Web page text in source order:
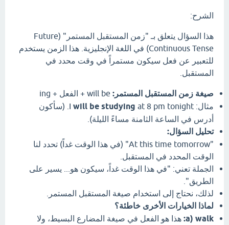
الشرح:
هذا السؤال يتعلق بـ "زمن المستقبل المستمر" (Future
Continuous Tense) في اللغة الإنجليزية. هذا الزمن يستخدم
للتعبير عن فعل سيكون مستمراً في وقت محدد في
المستقبل.
صيغة زمن المستقبل المستمر:
مثال: I
will be studying
at 8 pm tonight. (سأكون
أدرس في الساعة الثامنة مساءً الليلة).
تحليل السؤال:
"At this time tomorrow" (في هذا الوقت غداً) تحدد لنا
الوقت المحدد في المستقبل.
الجملة تعني: "في هذا الوقت غداً، سيكون هو... يسير على
الطريق".
لذلك، نحتاج إلى استخدام صيغة المستقبل المستمر.
لماذا الخيارات الأخرى خاطئة؟
a) walk: هذا هو الفعل في صيغة المضارع البسيط، ولا